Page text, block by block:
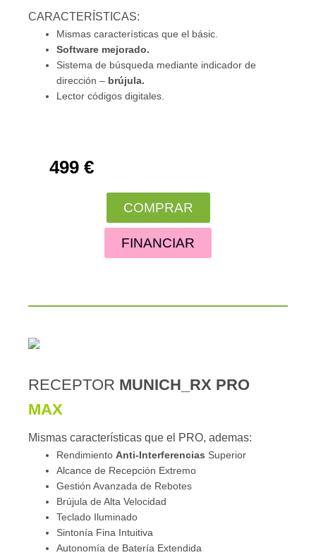
CARACTERÍSTICAS:
Mismas características que el básic.
Software mejorado.
Sistema de búsqueda mediante indicador de
dirección – brújula.
Lector códigos digitales.
499 €
COMPRAR
FINANCIAR
RECEPTOR MUNICH_RX PRO
MAX
Mismas características que el PRO, ademas:
Rendimiento Anti-Interferencias Superior
Alcance de Recepción Extremo
Gestión Avanzada de Rebotes
Brújula de Alta Velocidad
Teclado Iluminado
Sintonía Fina Intuitiva
Autonomía de Batería Extendida